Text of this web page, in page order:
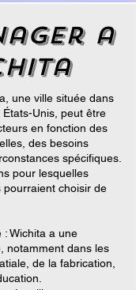
a
une ville située dans
Unis, peut être
en fonction des
des besoins
spécifiques.
pour lesquelles
choisir de
: Wichita a une
notamment dans les
de la fabrication,